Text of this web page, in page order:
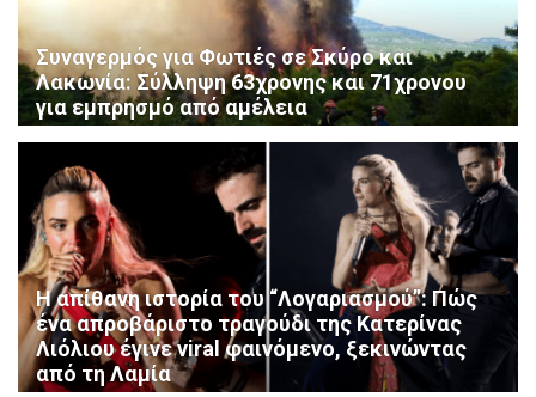
Συναγερμός για Φωτιές σε Σκύρο και
Λακωνία: Σύλληψη 63χρονης και 71χρονου
για εμπρησμό από αμέλεια
Η απίθανη ιστορία του “Λογαριασμού”: Πώς
ένα απροβάριστο τραγούδι της Κατερίνας
Λιόλιου έγινε viral φαινόμενο, ξεκινώντας
από τη Λαμία